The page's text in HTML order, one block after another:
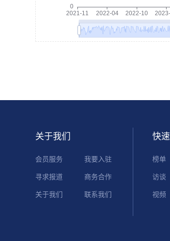
关于我们
会员服务 我要入驻
寻求报道 商务合作
关于我们 联系我们
快
榜单
访谈
视频